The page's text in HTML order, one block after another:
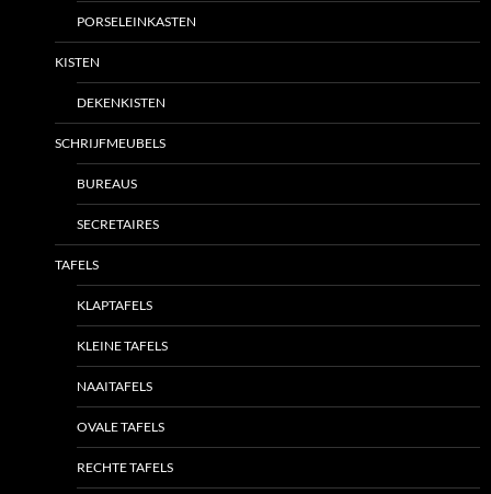
PORSELEINKASTEN
KISTEN
DEKENKISTEN
SCHRIJFMEUBELS
BUREAUS
SECRETAIRES
TAFELS
KLAPTAFELS
KLEINE TAFELS
NAAITAFELS
OVALE TAFELS
RECHTE TAFELS